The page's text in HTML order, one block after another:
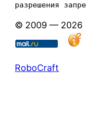
разрешения
© 2009 — 2026
RoboCraft